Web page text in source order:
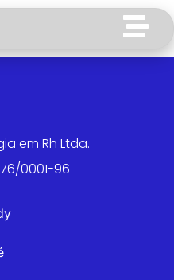
em Rh Ltda.
0001-96